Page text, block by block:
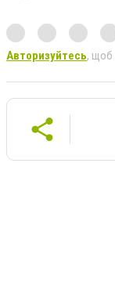
Авторизуйтесь, щоб